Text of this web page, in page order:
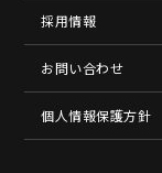
採用情報
お問い合わせ
個人情報保護方針